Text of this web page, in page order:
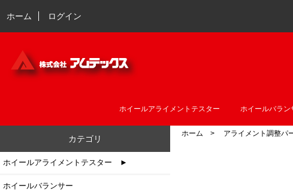
ホーム ログイン
ホイールアライメントテスター ホイールバラン
カテゴリ
ホイールアライメントテスター ►
ホイールバランサー
ホーム > アライメント調整パ